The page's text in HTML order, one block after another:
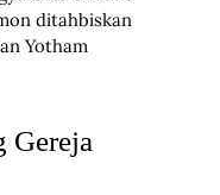
ditahbiskan
Yotham
Gereja